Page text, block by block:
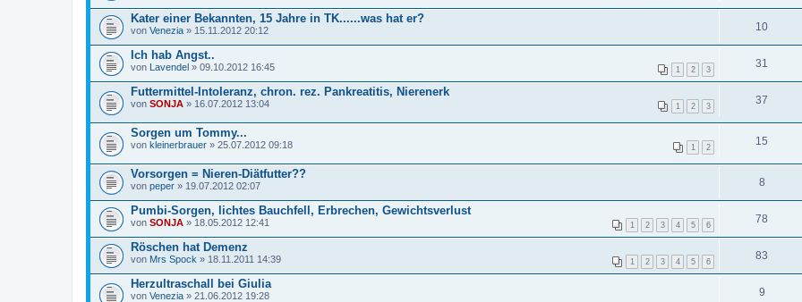
Kater einer Bekannten, 15 Jahre in TK......was hat er?
von Venezia » 15.11.2012 20:12 10
Ich hab Angst..
1 2 3
von Lavendel » 09.10.2012 16:45 31
Futtermittel-Intoleranz, chron. rez. Pankreatitis, Nierenerk
1 2 3
von SONJA » 16.07.2012 13:04 37
Sorgen um Tommy...
1 2
von kleinerbrauer » 25.07.2012 09:18 15
Vorsorgen = Nieren-Diätfutter??
von peper » 19.07.2012 02:07 8
Pumbi-Sorgen, lichtes Bauchfell, Erbrechen, Gewichtsverlust
1 2 3 4 5 6
von SONJA » 18.05.2012 12:41 78
Röschen hat Demenz
1 2 3 4 5 6
von Mrs Spock » 18.11.2011 14:39 83
Herzultraschall bei Giulia
von Venezia » 21.06.2012 19:28 9